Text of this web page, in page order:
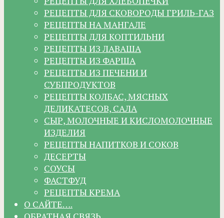
РЕЦЕПТЫ ДЛЯ СКОВОРОДЫ ГРИЛЬ-ГАЗ
РЕЦЕПТЫ НА МАНГАЛЕ
РЕЦЕПТЫ ДЛЯ КОПТИЛЬНИ
РЕЦЕПТЫ ИЗ ЛАВАША
РЕЦЕПТЫ ИЗ ФАРША
РЕЦЕПТЫ ИЗ ПЕЧЕНИ И
СУБПРОДУКТОВ
РЕЦЕПТЫ КОЛБАС, МЯСНЫХ
ДЕЛИКАТЕСОВ, САЛА
СЫР, МОЛОЧНЫЕ И КИСЛОМОЛОЧНЫЕ
ИЗДЕЛИЯ
РЕЦЕПТЫ НАПИТКОВ И СОКОВ
ДЕСЕРТЫ
СОУСЫ
ФАСТФУД
РЕЦЕПТЫ КРЕМА
О САЙТЕ….